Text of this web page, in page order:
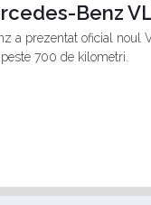
Benz
a prezentat oficial noul
700 de kilometri.